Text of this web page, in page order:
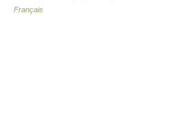
Français